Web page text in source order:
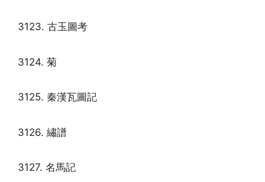
3123. 古玉圖考
3124. 菊
3125. 秦漢瓦圖記
3126. 繡譜
3127. 名馬記